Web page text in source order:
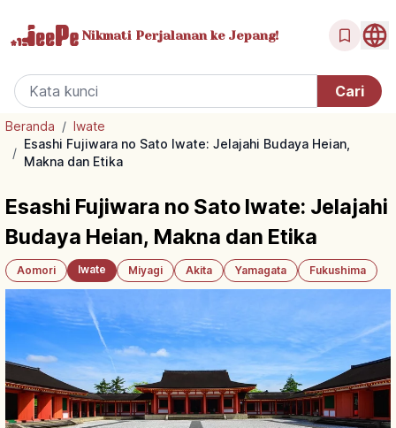
Nikmati Perjalanan ke Jepang!
Beranda / Iwate
/
Esashi Fujiwara no Sato Iwate: Jelajahi Budaya Heian,
Makna dan Etika
Esashi Fujiwara no Sato Iwate: Jelajahi
Budaya Heian, Makna dan Etika
Aomori Iwate Miyagi Akita Yamagata Fukushima